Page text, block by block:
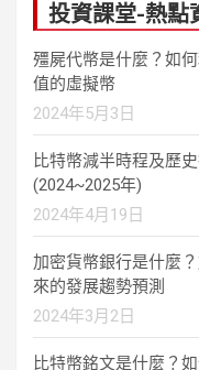
投資課堂-熱點
殭屍代幣是什麼？如
值的虛擬幣
2024年5月3日
比特幣減半時程及歷
(2024~2025年)
2024年4月19日
加密貨幣銀行是什麼
來的發展趨勢預測
2024年3月2日
比特幣銘文是什麼？